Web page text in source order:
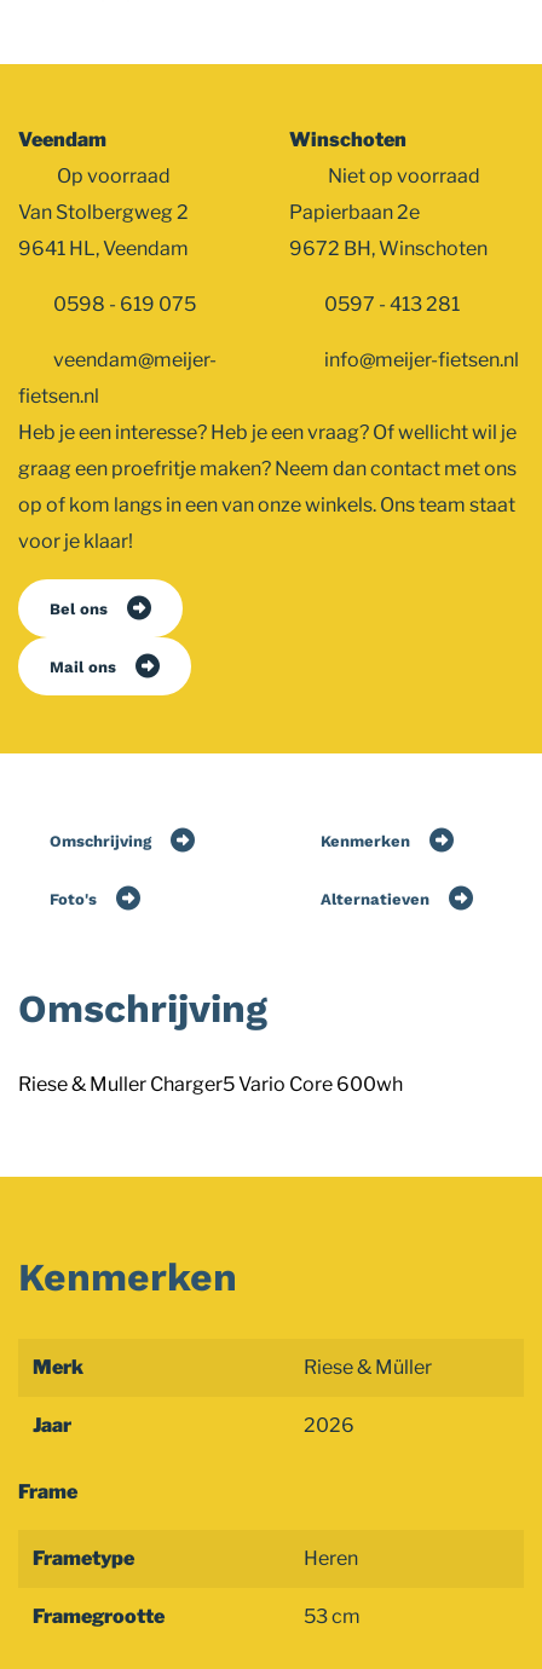
Veendam
Op voorraad
Van Stolbergweg 2
9641 HL, Veendam
0598 - 619 075
veendam@meijer-
fietsen.nl
Winschoten
Niet op voorraad
Papierbaan 2e
9672 BH, Winschoten
0597 - 413 281
info@meijer-fietsen.nl
Heb je een interesse? Heb je een vraag? Of wellicht wil je
graag een proefritje maken? Neem dan contact met ons
op of kom langs in een van onze winkels. Ons team staat
voor je klaar!
Bel ons
Mail ons
Omschrijving Kenmerken
Foto's Alternatieven
Omschrijving
Riese & Muller Charger5 Vario Core 600wh
Kenmerken
Merk Riese & Müller
Jaar 2026
Frame
Frametype Heren
Framegrootte 53 cm